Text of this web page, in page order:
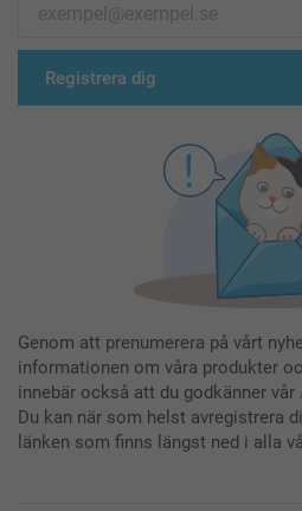
Registrera dig
Genom att prenumerera på vårt
informationen om våra produkter
innebär också att du godkänner vår
Du kan när som helst avregistrera
länken som finns längst ned i alla